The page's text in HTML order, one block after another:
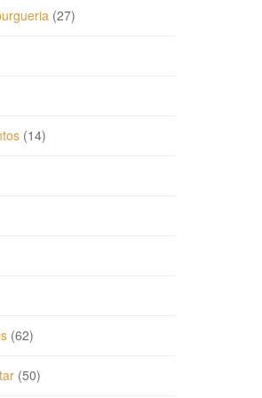
(27)
(14)
(62)
(50)